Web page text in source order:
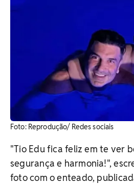
Foto: Reprodução/ Redes sociais
"Tio Edu fica feliz em te ver
segurança e harmonia!",
foto com o enteado,